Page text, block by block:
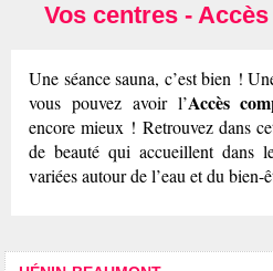
Vos centres -
Une séance sauna, c’est bien !
vous pouvez avoir l’Accès
encore mieux ! Retrouvez dans
de beauté qui accueillent dans
variées autour de l’eau et du bien-